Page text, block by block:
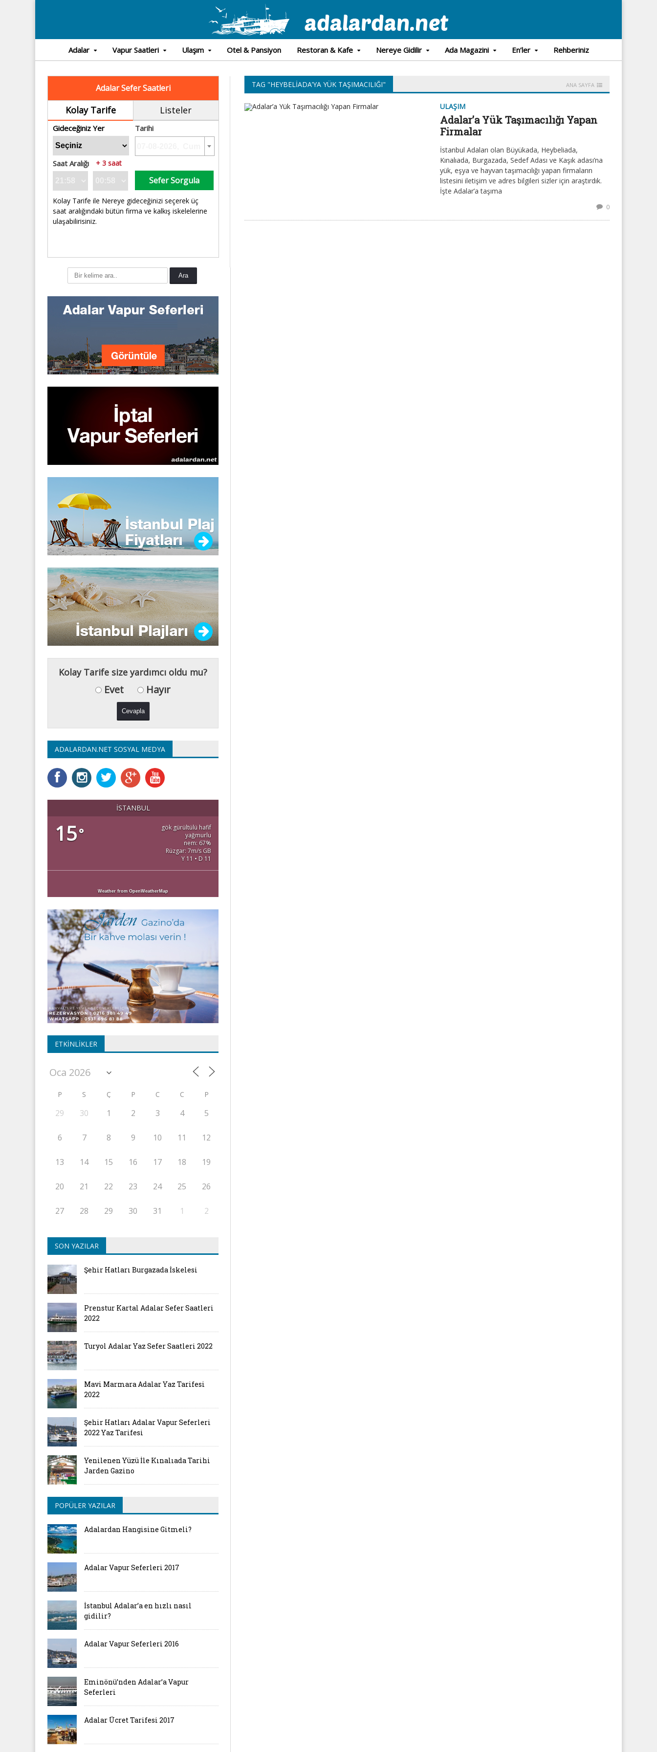
Adalar Vapur Saatleri Ulaşım Otel & Pansiyon Restoran & Kafe Nereye Gidilir Ada Magazini En’ler Rehberiniz
Adalar Sefer Saatleri
Kolay Tarife Listeler
Gideceğiniz Yer Tarihi
Saat Aralığı + 3 saat
Sefer Sorgula
Kolay Tarife ile Nereye gideceğinizi seçerek üç
saat aralığındaki bütün firma ve kalkış iskelelerine
ulaşabilirisiniz.
TAG "HEYBELIADA’YA YÜK TAŞIMACILIĞI" ANA SAYFA
ULAŞIM
Adalar’a Yük Taşımacılığı Yapan
Firmalar
İstanbul Adaları olan Büyükada, Heybeliada,
Kınalıada, Burgazada, Sedef Adası ve Kaşık adası’na
yük, eşya ve hayvan taşımacılığı yapan firmaların
listesini iletişim ve adres bilgileri sizler için araştırdık.
İşte Adalar’a taşıma
0
Kolay Tarife size yardımcı oldu mu?
Evet Hayır
ADALARDAN.NET SOSYAL MEDYA
İSTANBUL
15°
gök gürültülü hafif
yağmurlu
nem: 67%
Rüzgar: 7m/s GB
Y 11 • D 11
Weather from OpenWeatherMap
ETKINLIKLER
P S Ç P C C P
29 30 1 2 3 4 5
6 7 8 9 10 11 12
13 14 15 16 17 18 19
20 21 22 23 24 25 26
27 28 29 30 31 1 2
SON YAZILAR
Şehir Hatları Burgazada İskelesi
Prenstur Kartal Adalar Sefer Saatleri
2022
Turyol Adalar Yaz Sefer Saatleri 2022
Mavi Marmara Adalar Yaz Tarifesi
2022
Şehir Hatları Adalar Vapur Seferleri
2022 Yaz Tarifesi
Yenilenen Yüzü İle Kınalıada Tarihi
Jarden Gazino
POPÜLER YAZILAR
Adalardan Hangisine Gitmeli?
Adalar Vapur Seferleri 2017
İstanbul Adalar’a en hızlı nasıl
gidilir?
Adalar Vapur Seferleri 2016
Eminönü’nden Adalar’a Vapur
Seferleri
Adalar Ücret Tarifesi 2017